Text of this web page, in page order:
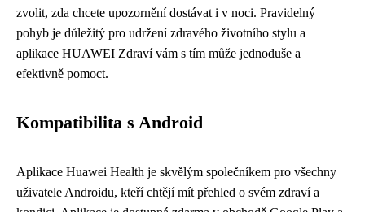
zvolit, zda chcete upozornění dostávat i v noci. Pravidelný
pohyb je důležitý pro udržení zdravého životního stylu a
aplikace HUAWEI Zdraví vám s tím může jednoduše a
efektivně pomoct.
Kompatibilita s Android
Aplikace Huawei Health je skvělým společníkem pro všechny
uživatele Androidu, kteří chtějí mít přehled o svém zdraví a